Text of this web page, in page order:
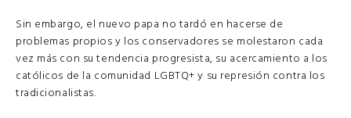
Sin embargo, el nuevo papa no tardó en hacerse de
problemas propios y los conservadores se molestaron cada
vez más con su tendencia progresista, su acercamiento a los
católicos de la comunidad LGBTQ+ y su represión contra los
tradicionalistas.